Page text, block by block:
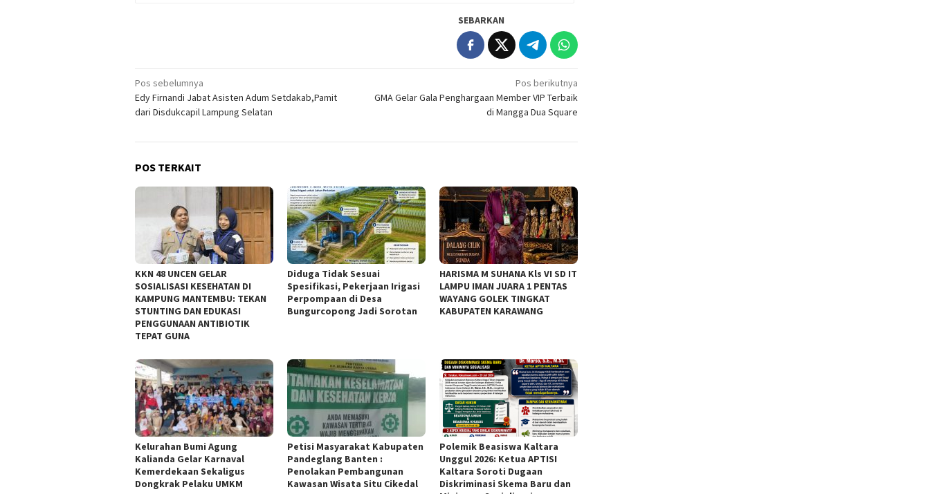
SEBARKAN
Navigasi
pos
Pos sebelumnya
Edy Firnandi Jabat Asisten Adum Setdakab,Pamit
dari Disdukcapil Lampung Selatan
Pos berikutnya
GMA Gelar Gala Penghargaan Member VIP Terbaik
di Mangga Dua Square
POS TERKAIT
KKN 48 UNCEN GELAR
SOSIALISASI KESEHATAN DI
KAMPUNG MANTEMBU: TEKAN
STUNTING DAN EDUKASI
PENGGUNAAN ANTIBIOTIK
TEPAT GUNA
Diduga Tidak Sesuai
Spesifikasi, Pekerjaan Irigasi
Perpompaan di Desa
Bungurcopong Jadi Sorotan
HARISMA M SUHANA Kls VI SD IT
LAMPU IMAN JUARA 1 PENTAS
WAYANG GOLEK TINGKAT
KABUPATEN KARAWANG
Kelurahan Bumi Agung
Kalianda Gelar Karnaval
Kemerdekaan Sekaligus
Dongkrak Pelaku UMKM
Petisi Masyarakat Kabupaten
Pandeglang Banten :
Penolakan Pembangunan
Kawasan Wisata Situ Cikedal
Polemik Beasiswa Kaltara
Unggul 2026: Ketua APTISI
Kaltara Soroti Dugaan
Diskriminasi Skema Baru dan